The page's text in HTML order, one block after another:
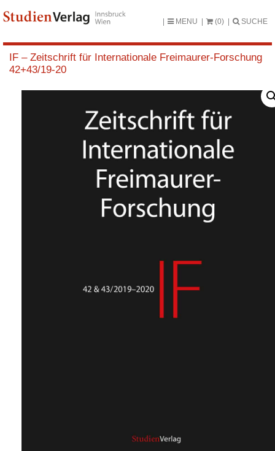
MENU (0) SUCHE
IF – Zeitschrift für Internationale Freimaurer-Forschung
42+43/19-20